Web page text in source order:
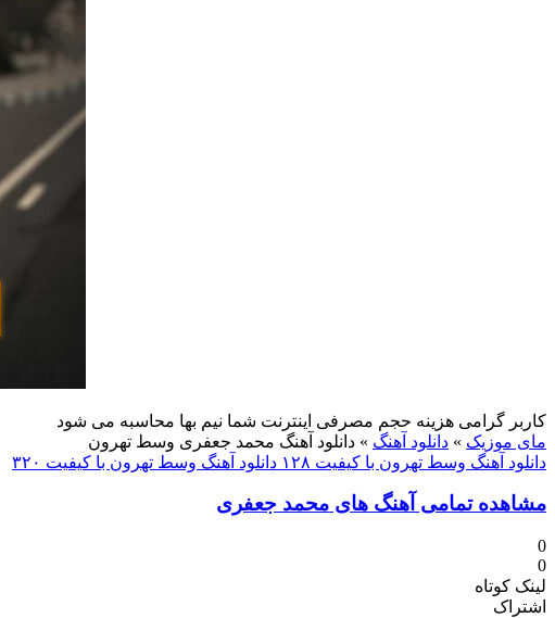
کاربر گرامی هزینه حجم مصرفی اینترنت شما نیم بها محاسبه می شود
مای موزیک » دانلود آهنگ » دانلود آهنگ محمد جعفری وسط تهرون
دانلود آهنگ وسط تهرون با کیفیت ۱۲۸
دانلود آهنگ وسط تهرون با کیفیت ۳۲۰
مشاهده تمامی آهنگ های محمد جعفری
0
0
لینک کوتاه
اشتراک